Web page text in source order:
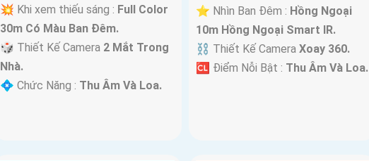
💥 Khi xem thiếu sáng : Full Color
30m Có Màu Ban Ðêm.
🎲 Thiết Kế Camera 2 Mắt Trong
Nhà.
️💠 Chức Năng : Thu Âm Và Loa.
⭐ Nhìn Ban Đêm : Hồng Ngoại
10m Hồng Ngoại Smart IR.
⛓ Thiết Kế Camera Xoay 360.
️🆑 Điểm Nỗi Bật : Thu Âm Và Loa.